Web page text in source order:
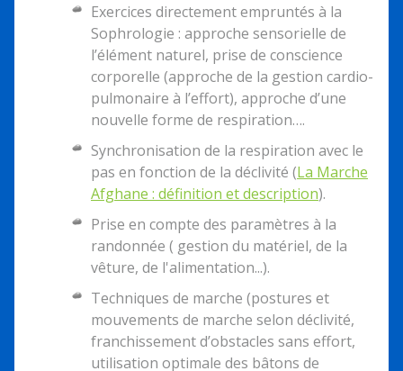
Exercices directement empruntés à la
Sophrologie : approche sensorielle de
l’élément naturel, prise de conscience
corporelle (approche de la gestion cardio-
pulmonaire à l’effort), approche d’une
nouvelle forme de respiration….
Synchronisation de la respiration avec le
pas en fonction de la déclivité (La Marche
Afghane : définition et description).
Prise en compte des paramètres à la
randonnée ( gestion du matériel, de la
vêture, de l'alimentation...).
Techniques de marche (postures et
mouvements de marche selon déclivité,
franchissement d’obstacles sans effort,
utilisation optimale des bâtons de